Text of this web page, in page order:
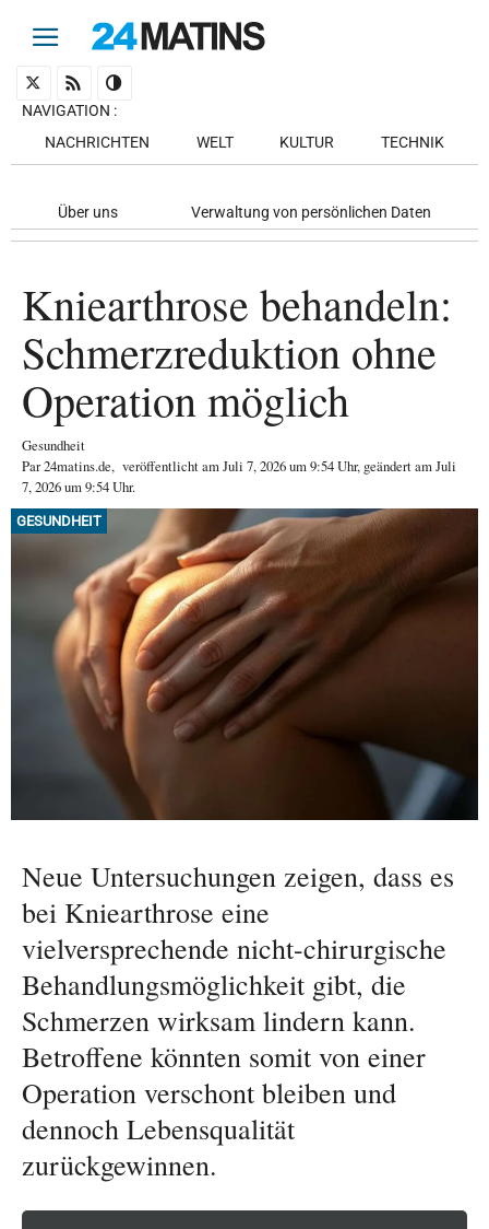
NAVIGATION :
NACHRICHTEN
WELT KULTUR TECHNIK
Über uns Verwaltung von persönlichen Daten
Kniearthrose behandeln:
Schmerzreduktion ohne
Operation möglich
Gesundheit
Par24matins.de, veröffentlicht amJuli 7, 2026um 9:54 Uhr, geändert am Juli
7, 2026 um 9:54 Uhr.
GESUNDHEIT
Neue Untersuchungen zeigen, dass es
bei Kniearthrose eine
vielversprechende nicht-chirurgische
Behandlungsmöglichkeit gibt, die
Schmerzen wirksam lindern kann.
Betroffene könnten somit von einer
Operation verschont bleiben und
dennoch Lebensqualität
zurückgewinnen.